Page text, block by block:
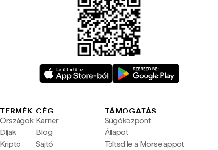
TERMÉK
Országok
Díjak
Kripto
CÉG
Karrier
Blog
Sajtó
TÁMOGATÁS
Súgóközpont
Állapot
Töltsd le a Morse appot